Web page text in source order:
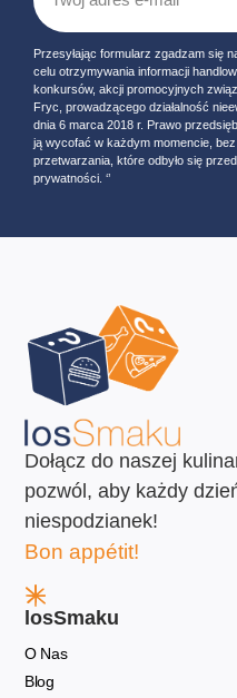
Przesyłając formularz zgadzam się
celu otrzymywania informacji
konkursów, akcji promocyjnych
Fryc, prowadzącego działalność
dnia 6 marca 2018 r. Prawo
ją wycofać w każdym momencie,
przetwarzania, które odbyło się
prywatności. ‘’
Dołącz do naszej
pozwól, aby każdy
niespodzianek!
Bon appétit!
losSmaku
O Nas
Blog